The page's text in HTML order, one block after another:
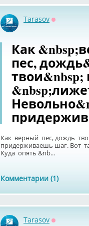
Tarasov
Как
пес,
Как верный пес, дождь
придерживаешь шаг. Вот
Куда опять &nb...
Комментарии (1)
Tarasov